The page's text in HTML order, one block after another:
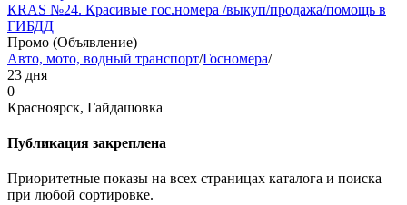
КRAS №24. Красивые гос.номера /выкуп/продажа/помощь в
ГИБДД
Промо (Объявление)
Авто, мото, водный транспорт/Госномера/
23 дня
0
Красноярск, Гайдашовка
Публикация закреплена
Приоритетные показы на всех страницах каталога и поиска
при любой сортировке.